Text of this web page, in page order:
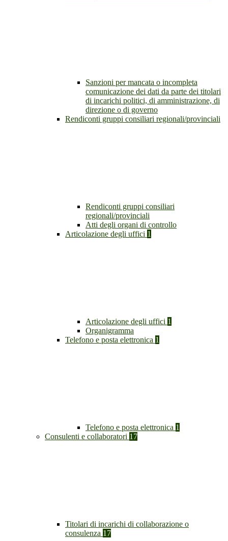
Sanzioni per mancata o incompleta
comunicazione dei dati da parte dei titolari
di incarichi politici, di amministrazione, di
direzione o di governo
Rendiconti gruppi consiliari regionali/provinciali
Rendiconti gruppi consiliari
regionali/provinciali
Atti degli organi di controllo
Articolazione degli uffici 1
Articolazione degli uffici 1
Organigramma
Telefono e posta elettronica 1
Telefono e posta elettronica 1
Consulenti e collaboratori 17
Titolari di incarichi di collaborazione o
consulenza 17